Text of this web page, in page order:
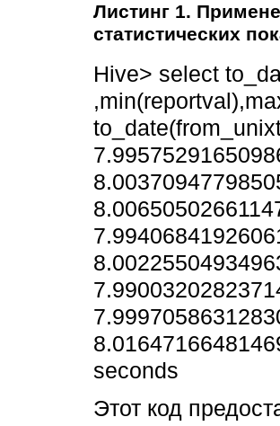
Листинг 1.
статистических
Hive> select
seconds
Этот код